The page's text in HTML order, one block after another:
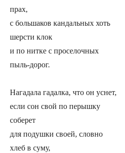
прах,
с большаков кандальных хоть
шерсти клок
и по нитке с проселочных
пыль-дорог.
Нагадала гадалка, что он уснет,
если сон свой по перышку
соберет
для подушки своей, словно
хлеб в суму,